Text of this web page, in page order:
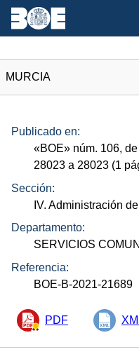
MURCIA
Publicado en:
«BOE» núm. 106,
28023 a 28023 (1
Sección:
IV. Administración
Departamento:
SERVICIOS
Referencia:
BOE-B-2021-21689
PDF